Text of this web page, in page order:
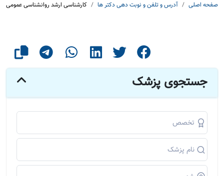
صفحه اصلی آدرس و تلفن و نوبت دهی دکتر ها کارشناسی ارشد روانشناسی عمومی
جستجوی پزشک